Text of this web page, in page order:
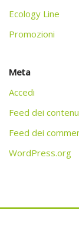
Ecology Line
Promozioni
Meta
Accedi
Feed dei
Feed dei
WordPress.org